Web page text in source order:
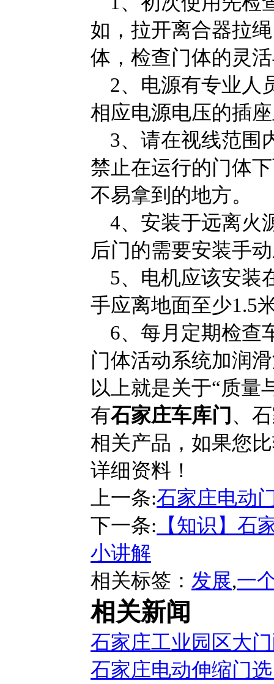
如，拉开离合器拉
体，检查门体的灵
2、电源有专业人
相应电源电压的插
3、请在视线范围
禁止在运行的门体
不易拿到的地方。
4、安装于远离火
后门的需要安装手
5、电机应该安装
手应离地面至少1.5
6、每月定期检查
门体活动系统加润
以上就是关于“质量
有石家庄车库门 、
相关产品，如果您
详细资料！
上一条:石家庄电动
下一条: 【知识】石
小讲解
相关标签： 发展,一
相关新闻
石家庄工业园区大
石家庄电动伸缩门